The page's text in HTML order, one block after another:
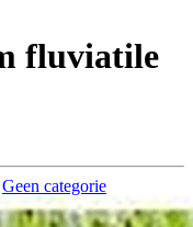
fluviatile
Geen categorie